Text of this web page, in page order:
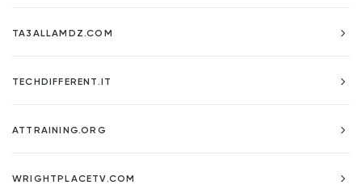
TA3ALLAMDZ.COM
TECHDIFFERENT.IT
ATTRAINING.ORG
WRIGHTPLACETV.COM